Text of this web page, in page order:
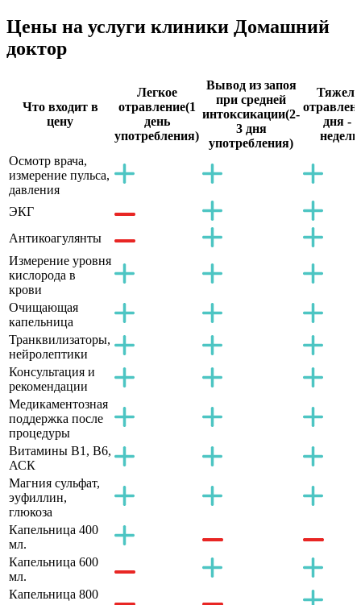
Цены на услуги клиники Домашний
доктор
Что входит в
цену
Легкое
отравление(1
день
употребления)
Вывод из запоя
при средней
интоксикации(2-
3 дня
употребления)
дня - 2
Осмотр врача,
измерение пульса,
давления
ЭКГ
Антикоагулянты
Измерение уровня
кислорода в
крови
Очищающая
капельница
Транквилизаторы,
нейролептики
Консультация и
рекомендации
Медикаментозная
поддержка после
процедуры
Витамины B1, B6,
АСК
Магния сульфат,
эуфиллин,
глюкоза
Капельница 400
мл.
Капельница 600
мл.
Капельница 800